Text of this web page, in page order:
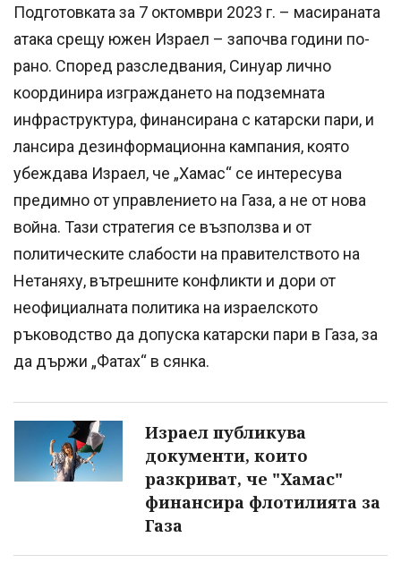
Подготовката за 7 октомври 2023 г. – масираната
атака срещу южен Израел – започва години по-
рано. Според разследвания, Синуар лично
координира изграждането на подземната
инфраструктура, финансирана с катарски пари, и
лансира дезинформационна кампания, която
убеждава Израел, че „Хамас“ се интересува
предимно от управлението на Газа, а не от нова
война. Тази стратегия се възползва и от
политическите слабости на правителството на
Нетаняху, вътрешните конфликти и дори от
неофициалната политика на израелското
ръководство да допуска катарски пари в Газа, за
да държи „Фатах“ в сянка.
Израел публикува
документи, които
разкриват, че "Хамас"
финансира флотилията за
Газа